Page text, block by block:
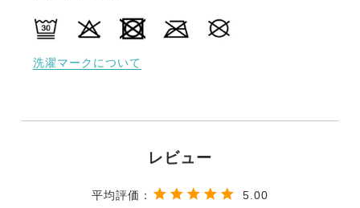
洗濯マークについて
5.00